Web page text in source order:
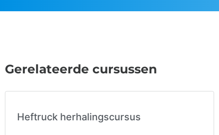
Gerelateerde cursussen
Heftruck herhalingscursus